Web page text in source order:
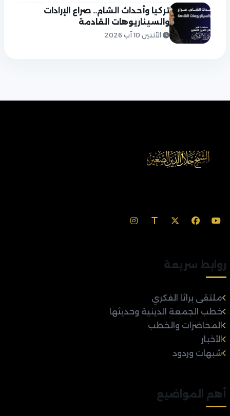
تركيا وأحداث الشام.. صراع الإرادات
والسيناريوهات القادمة
الأثنين 10 آب 2026
روابط سريعة
ملتقى براثا الفكري
خطب الجمعة الدينية وحديثها
المحاضرات والخطب
الأخبار
شبهات وردود
أهم المواضيع